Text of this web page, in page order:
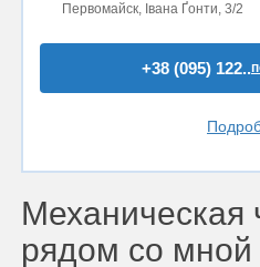
Первомайск, Івана Ґонти, 3/2
+38 (095) 122..
Механическая
рядом со мной